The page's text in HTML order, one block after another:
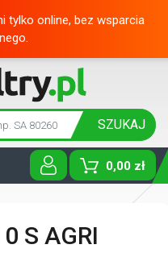
tylko online, bez wsparcia
SZUKAJ
0,00 zł
Toggle
S AGRI